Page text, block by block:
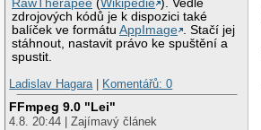
RawTherapee (Wikipedie ). Vedle
zdrojových kódů je k dispozici také
balíček ve formátuAppImage . Stačí jej
stáhnout, nastavit právo ke spuštění a
spustit.
Ladislav Hagara
Komentářů: 0
FFmpeg 9.0 "Lei"
4.8. 20:44 | Zajímavý článek